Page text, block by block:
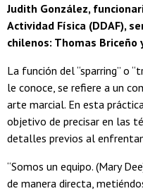
Judith González,
Actividad Física (DDAF),
chilenos: Thomas Briceño
La función del “sparring” o
le conoce, se refiere a un
arte marcial. En esta
objetivo de precisar en las
detalles previos al
“Somos un equipo. (Mary
de manera directa,